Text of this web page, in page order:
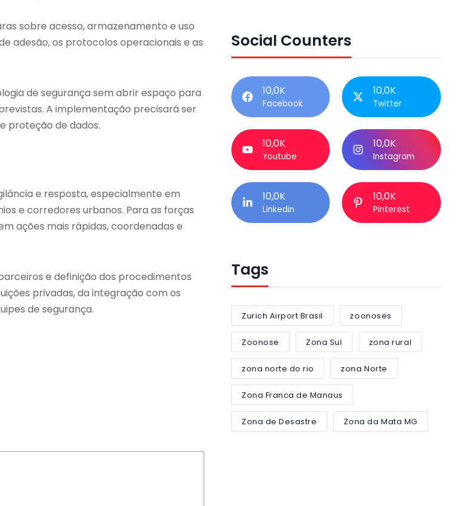
sobre acesso, armazenamento e uso
adesão, os protocolos operacionais e as
de segurança sem abrir espaço para
A implementação precisará ser
proteção de dados.
e resposta, especialmente em
e corredores urbanos. Para as forças
ações mais rápidas, coordenadas e
e definição dos procedimentos
privadas, da integração com os
de segurança.
Social Counters
10,0K
Facebook
10,0K
Twitter
10,0K
Youtube
10,0K
Instagram
10,0K
Linkedin
10,0K
Pinterest
Tags
Zurich Airport Brasil zoonoses
Zoonose Zona Sul zona rural
zona norte do rio zona Norte
Zona Franca de Manaus
Zona de Desastre Zona da Mata MG